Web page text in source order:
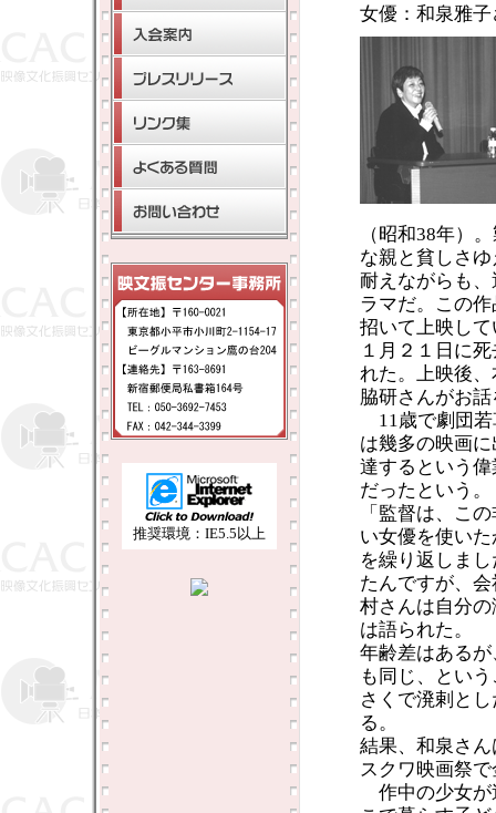
推奨環境：IE5.5以上
女優：和泉雅
（昭和38年）
な親と貧しさ
耐えながらも
ラマだ。この
招いて上映し
１月２１日に
れた。上映後
脇研さんがお
11歳で劇団若
は幾多の映画
達するという
だったという。
「監督は、こ
い女優を使い
を繰り返しま
たんですが、
村さんは自分
は語られた。
年齢差はある
も同じ、とい
さくで溌剌と
る。
結果、和泉さ
スクワ映画祭
作中の少女が